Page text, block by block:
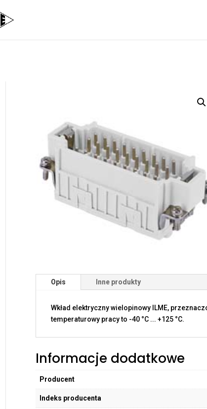
Opis Inne produkty
Wkład elektryczny wielopinowy ILME,
temperaturowy pracy to -40 °C ... +125 °C.
Informacje dodatkowe
Producent
Indeks producenta